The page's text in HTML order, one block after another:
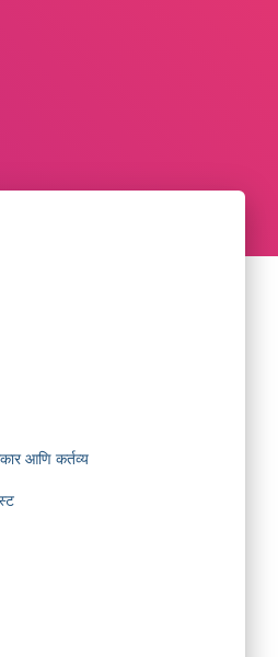
आणि कर्तव्य